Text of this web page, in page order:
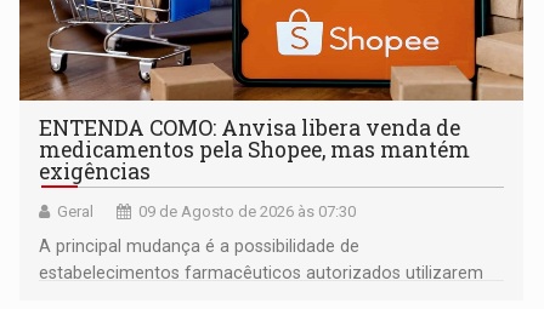
ENTENDA COMO: Anvisa libera venda de
medicamentos pela Shopee, mas mantém
exigências
Geral 09 de Agosto de 2026 às 07:30
A principal mudança é a possibilidade de
estabelecimentos farmacêuticos autorizados utilizarem